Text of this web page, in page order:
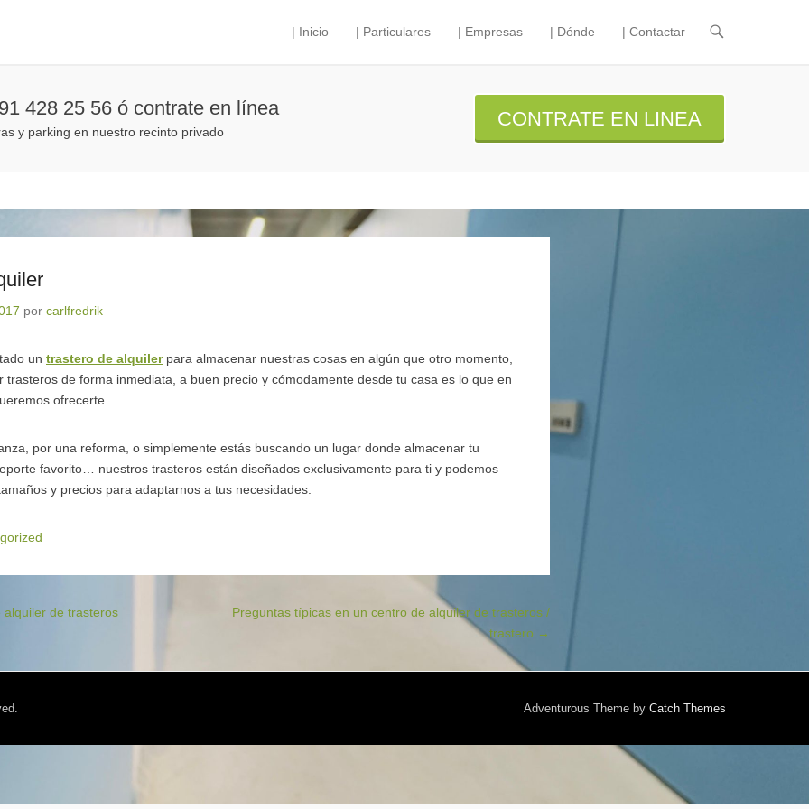
Menú principal
Saltar al contenido
| Inicio | Particulares | Empresas | Dónde | Contactar
428 25 56 ó contrate en línea
y parking en nuestro recinto privado
CONTRATE EN LINEA
por carlfredrik
un trastero de alquilerpara almacenar nuestras cosas en algún que otro momento,
trasteros de forma inmediata, a buen precio y cómodamente desde tu casa es lo que en
ofrecerte.
por una reforma, o simplemente estás buscando un lugar donde almacenar tu
favorito… nuestros trasteros están diseñados exclusivamente para ti y podemos
y precios para adaptarnos a tus necesidades.
de trasteros
Preguntas típicas en un centro de alquiler de trasteros /
trastero →
Adventurous Theme by Catch Themes